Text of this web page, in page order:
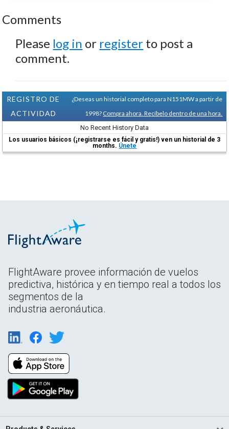
Comments
Please log in or register to post a
comment.
REGISTRO DE
ACTIVIDAD
¿Deseas un historial completo para N151MW a partir de
1998? Compra ahora. Recíbelo dentro de una hora.
No Recent History Data
Los usuarios básicos (¡registrarse es fácil y gratis!) ven un historial de 3
months. Únete
FlightAware provee información de vuelos
predictiva, histórica y en tiempo real a todos los
segmentos de la
industria aeronáutica.